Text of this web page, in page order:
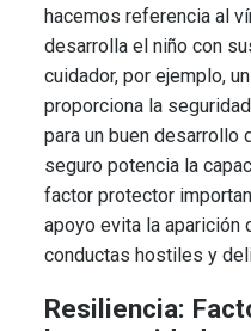
hacemos referencia al
desarrolla el niño con
cuidador, por ejemplo,
proporciona la
para un buen desarrollo
seguro potencia la
factor protector
apoyo evita la
conductas hostiles y
Resiliencia: